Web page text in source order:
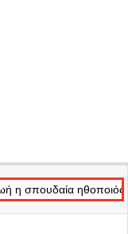
ηθοποιός Μάρω